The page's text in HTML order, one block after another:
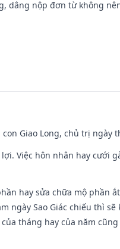
dâng nộp đơn từ không
Giao Long, chủ trị ngày
Việc hôn nhân hay cưới
hay sửa chữa mộ phần
ngày Sao Giác chiếu thì
tháng hay của năm